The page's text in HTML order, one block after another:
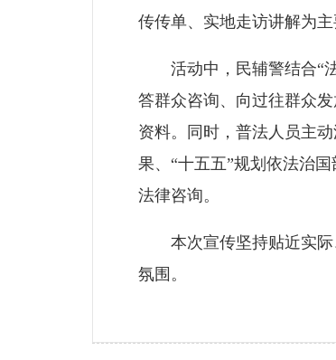
传传单、实地走访讲解为
活动中，民辅警结合“法
答群众咨询、向过往群众
资料。同时，普法人员主
果、“十五五”规划依法治
法律咨询。
本次宣传坚持贴近实际
氛围。